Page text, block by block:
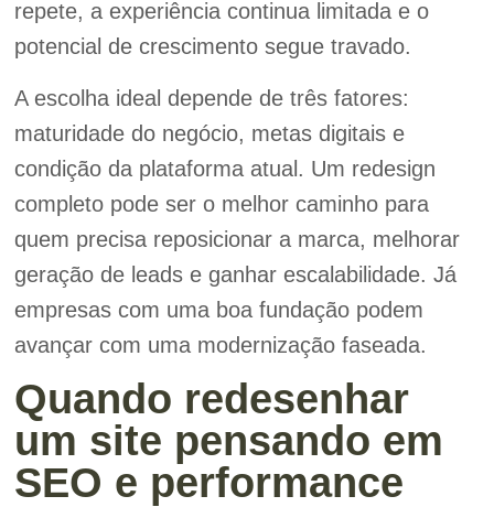
repete, a experiência continua limitada e o
potencial de crescimento segue travado.
A escolha ideal depende de três fatores:
maturidade do negócio, metas digitais e
condição da plataforma atual. Um redesign
completo pode ser o melhor caminho para
quem precisa reposicionar a marca, melhorar
geração de leads e ganhar escalabilidade. Já
empresas com uma boa fundação podem
avançar com uma modernização faseada.
Quando redesenhar
um site pensando em
SEO e performance